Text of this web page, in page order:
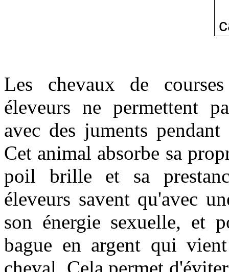
Les chevaux de
éleveurs ne permettent
avec des juments
Cet animal absorbe sa
poil brille et sa
éleveurs savent qu'avec
son énergie sexuelle, et
bague en argent qui